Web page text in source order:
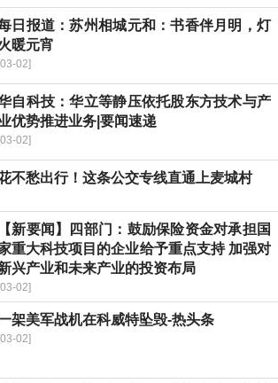
日报道：苏州相城元和：书香伴月明，灯
暖元宵
[03-02]
自科技：华立等静压依托股东方技术与产
优势推进业务|要闻速递
[03-02]
不愁出行！这条公交专线直通上麦城村
【新要闻】四部门：鼓励保险资金对承担国
重大科技项目的企业给予重点支持 加强对
兴产业和未来产业的投资布局
[03-02]
架美军战机在科威特坠毁-热头条
[03-02]